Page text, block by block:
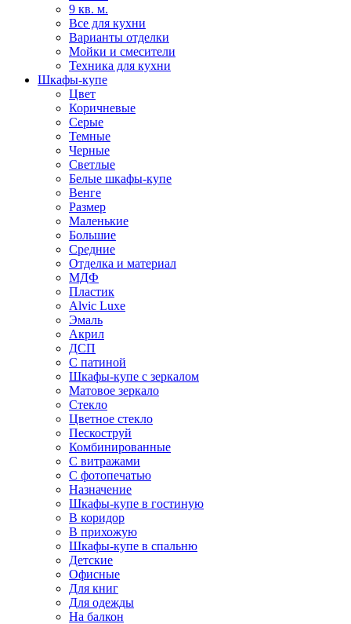
9 кв. м.
Все для кухни
Варианты отделки
Мойки и смесители
Техника для кухни
Шкафы-купе
Цвет
Коричневые
Серые
Темные
Черные
Светлые
Белые шкафы-купе
Венге
Размер
Маленькие
Большие
Средние
Отделка и материал
МДФ
Пластик
Alvic Luxe
Эмаль
Акрил
ДСП
С патиной
Шкафы-купе с зеркалом
Матовое зеркало
Стекло
Цветное стекло
Пескоструй
Комбинированные
С витражами
С фотопечатью
Назначение
Шкафы-купе в гостиную
В коридор
В прихожую
Шкафы-купе в спальню
Детские
Офисные
Для книг
Для одежды
На балкон